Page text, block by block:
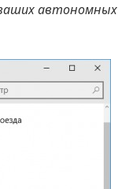
автономных